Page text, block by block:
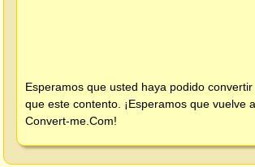
Esperamos que usted haya podido
que este contento. ¡Esperamos que vuelve
Convert-me.Com!